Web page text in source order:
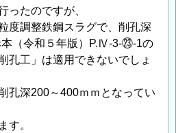
ったのですが、
度調整鉄鋼スラグで、削孔深
（令和５年版）P.Ⅳ-3-㉓-1の
孔工」は適用できないでしょ
孔深200～400ｍｍとなってい
す。